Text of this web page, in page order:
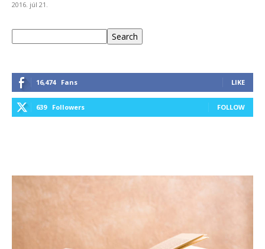
2016. júl 21.
Search
16,474 Fans LIKE
639 Followers FOLLOW